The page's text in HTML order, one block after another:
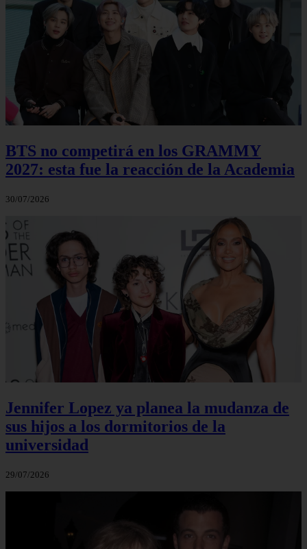
BTS no competirá en los GRAMMY
2027: esta fue la reacción de la Academia
30/07/2026
Jennifer Lopez ya planea la mudanza de
sus hijos a los dormitorios de la
universidad
29/07/2026